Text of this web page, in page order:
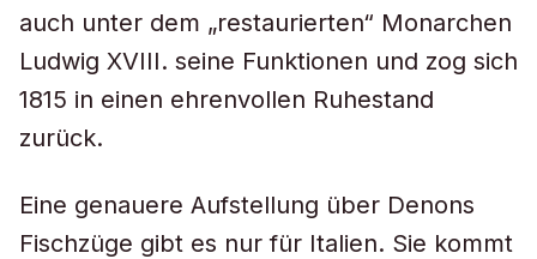
auch unter dem „restaurierten“ Monarchen
Ludwig XVIII. seine Funktionen und zog sich
1815 in einen ehrenvollen Ruhestand
zurück.
Eine genauere Aufstellung über Denons
Fischzüge gibt es nur für Italien. Sie kommt